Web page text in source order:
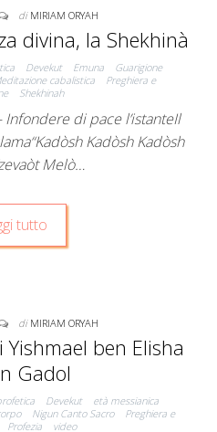
di MIRIAM ORYAH
divina, la Shekhinà
Devekut Emuna
Guarigione
cabalistica
Preghiera e
Shekhinah
di pace l’istanteIl
Kadòsh Kadòsh
Melò…
tutto
di MIRIAM ORYAH
ben Elisha
Gadol
Devekut
età messianica
Nigun Canto Sacro
Preghiera e
Profezia video